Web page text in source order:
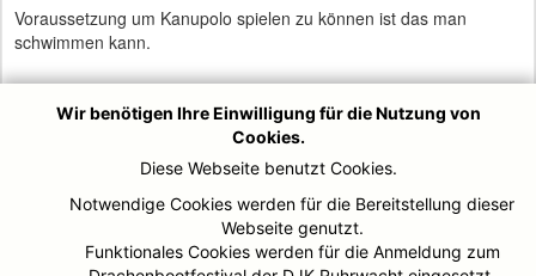
Voraussetzung um Kanupolo spielen zu können ist das man
schwimmen kann.
Zur Verstärkung der einzelnen Mannschaft von Schülern und
Jugend werden noch interessierte Jugendliche zwischen 9 Jahren
und 15 Jahren gesucht. Nähere Infos gibt es beim Kanupolowart
0172-1887710.
Wir benötigen Ihre Einwilligung für die Nutzung von
Cookies.
Diese Webseite benutzt Cookies.
Notwendige Cookies werden für die Bereitstellung dieser
Webseite genutzt.
Funktionales Cookies werden für die Anmeldung zum